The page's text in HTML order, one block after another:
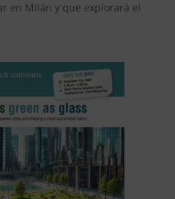
en Milán y que explorará el